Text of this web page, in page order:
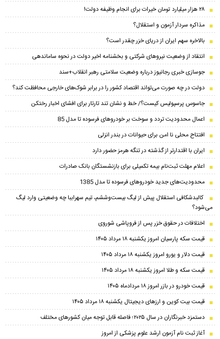
۲۸ هزار میلیارد تومان خیرات برای انجام وظیفه دولت!
مذاکره سردار آزمون و استقلال؟
بالاخره سهم ایران از دریای خزر چقدر است؟
انتقاد از وضعیت نیروهای شرکتی و بخشنامه اخیر دولت در نحوه ساماندهی
جوسازی خبری رجانیوز درباره وضعیت سلامتی رهبر انقلاب+سند
دولت در چه صورت می‌تواند اقتصاد کشور را در برابر شوک‌های خارجی محافظت کند؟
جاسوس پرسپولیس کیست؟/ خط و نشان تند تارتار برای افشای اخبار رختکن
اعمال محدودیت تردد و سوخت‌ بر خودروهای فرسوده تا مدل 85
افتتاح محلی نا امن برای حیوانات در بندر انزلی
ایران با اقتدارتر از گذشته در تنگه هرمز حضور دارد
اعلام مهلت ثبت‌نام بیمه تکمیلی برای بازنشستگان بانک صادرات
محدودیت‌های جدید خودروهای فرسوده تا مدل 1385
کالبدشکافی استقلال پیش از لیگ بیست‌و‌ششم، تیم سهراببا چه وضعیتی وارد لیگ
می‌شود؟
اختلافات در حقوق خزر پس از فروپاشی شوروی
قیمت سکه پارسیان امروز یکشنبه ۱۸ مرداد ۱۴۰۵
قیمت دلار و یورو امروز یکشنبه ۱۸ مرداد ۱۴۰۵
قیمت سکه و طلا امروز یکشنبه ۱۸ مرداد ۱۴۰۵
قیمت خودرو در بازر امروز ۱۸ مردادماه ۱۴۰۵
قیمت بیت کوین و ارز‌های دیجیتال یکشنبه ۱۸ مرداد ۱۴۰۵
دستمزد خبرنگاران در سال ۲۰۲۵؛ فاصله قابل توجه میان کشورهای مختلف
آغاز ثبت نام آزمون ارشد علوم پزشکی از امروز